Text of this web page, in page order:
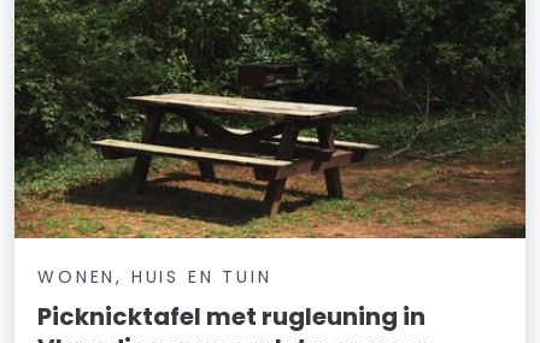
WONEN, HUIS EN TUIN
Picknicktafel met rugleuning in